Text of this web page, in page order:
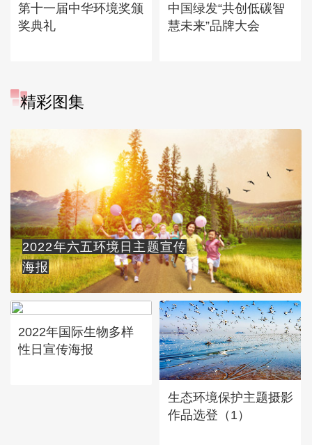
第十一届中华环境奖颁
奖典礼
中国绿发“共创低碳智
慧未来”品牌大会
精彩图集
2022年六五环境日主题宣传
海报
2022年国际生物多样
性日宣传海报
生态环境保护主题摄影
作品选登（1）